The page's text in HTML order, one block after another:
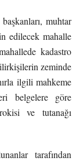
muhtar
edilecek mahalle
kadastro
zeminde
ilgili mahkeme
belgelere göre
ve tutanağı
tarafından